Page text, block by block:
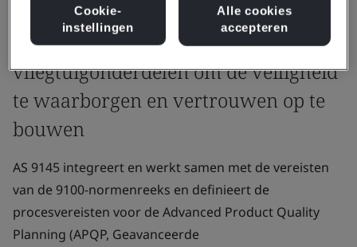
procedures zijn van cruciaal belang
voor de productie van
vliegtuigonderdelen om de veiligheid
te waarborgen en vertrouwen op te
bouwen
AS 9145 integreert en werkt samen met de vereisten
van de 9100-normenreeks en definieert de
procesvereisten voor de Advanced Product Quality
Planning (APQP, Geavanceerde
Cookie-
instellingen
Alle cookies
accepteren